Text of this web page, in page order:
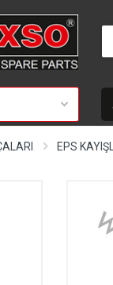
TAKIMLARI
EPS